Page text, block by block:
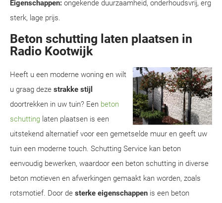
Eigenschappen: ongekende duurzaamheid, onderhoudsvrij, erg
sterk, lage prijs.
Beton schutting laten plaatsen in
Radio Kootwijk
Heeft u een moderne woning en wilt
u graag deze strakke stijl
doortrekken in uw tuin? Een beton
schutting laten plaatsen is een
uitstekend alternatief voor een gemetselde muur en geeft uw
tuin een moderne touch. Schutting Service kan beton
eenvoudig bewerken, waardoor een beton schutting in diverse
beton motieven en afwerkingen gemaakt kan worden, zoals
rotsmotief. Door de sterke eigenschappen is een beton